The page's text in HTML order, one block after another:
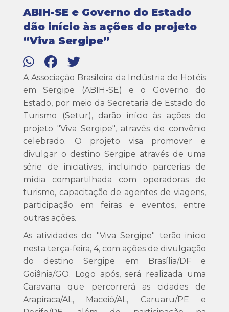
ABIH-SE e Governo do Estado
dão início às ações do projeto
“Viva Sergipe”
A Associação Brasileira da Indústria de Hotéis
em Sergipe (ABIH-SE) e o Governo do
Estado, por meio da Secretaria de Estado do
Turismo (Setur), darão início às ações do
projeto "Viva Sergipe", através de convênio
celebrado. O projeto visa promover e
divulgar o destino Sergipe através de uma
série de iniciativas, incluindo parcerias de
mídia compartilhada com operadoras de
turismo, capacitação de agentes de viagens,
participação em feiras e eventos, entre
outras ações.
As atividades do "Viva Sergipe" terão início
nesta terça-feira, 4, com ações de divulgação
do destino Sergipe em Brasília/DF e
Goiânia/GO. Logo após, será realizada uma
Caravana que percorrerá as cidades de
Arapiraca/AL, Maceió/AL, Caruaru/PE e